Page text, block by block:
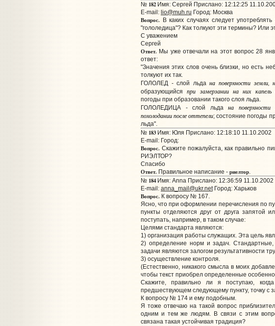
№ 182Имя: Сергей Прислано: 12:12:25
E-mail: lio@muh.ru Город: Москва
Вопрос.В каких случаях следует употреблять
"гололедица"? Как толкуют эти термины? Или
С уважением
Сергей
Ответ.Мы уже отвечали на этот вопрос 28
ответ:
"Значения этих слов очень близки, но есть
толкуют их так.
ГОЛОЛЕД - слой льдана поверхности земли,
образующийсяпри замерзании на них
погоды при образовании такого слоя льда.
ГОЛОЛЕДИЦА - слой льдана поверхности
похолодании после оттепели; состояние погоды
льда".
№ 183Имя: Юля Прислано: 12:18:10 11.10.2002
E-mail: Город:
Вопрос.Скажите пожалуйста, как правильно
РИЭЛТОР?
Спасибо
Ответ.Правильное написание - риелтор.
№ 184Имя: Anna Прислано: 12:36:59 11.10.2002
E-mail: anna_mail@ukr.netГород: Харьков
Вопрос.К вопросу № 167.
Ясно, что при оформлении перечисления по
пункты отделяются друг от друга запятой
поступать, например, в таком случае:
Целями стандарта являются:
1) организация работы служащих. Эта цель
2) определение норм и задач.
задачи являются залогом результативности
3) осуществление контроля.
(Естественно, никакого смысла в моих
чтобы текст приобрел определенные
Скажите, правильно ли я поступаю,
предшествующем следующему пункту, точку с
К вопросу № 174 и ему подобным.
Я тоже отвечаю на такой вопрос
одним и тем же людям. В связи с этим
связана такая устойчивая традиция?